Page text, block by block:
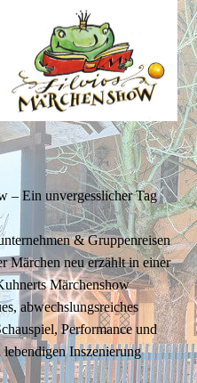
– Ein unvergesslicher Tag
& Gruppenreisen
Märchen neu erzählt in einer
Märchenshow
abwechslungsreiches
Performance und
Inszenierung